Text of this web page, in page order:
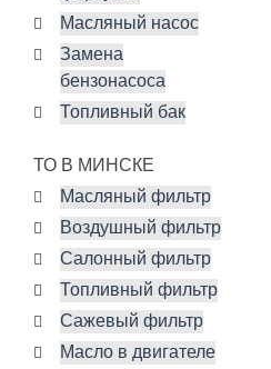
Масляный насос
Замена
бензонасоса
Топливный бак
ТО В МИНСКЕ
Масляный фильтр
Воздушный фильтр
Салонный фильтр
Топливный фильтр
Сажевый фильтр
Масло в двигателе